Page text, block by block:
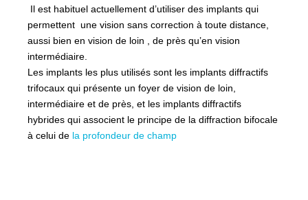
Il est habituel actuellement d’utiliser des implants qui
permettent une vision sans correction à toute distance,
aussi bien en vision de loin , de près qu’en vision
intermédiaire.
Les implants les plus utilisés sont les implants diffractifs
trifocaux qui présente un foyer de vision de loin,
intermédiaire et de près, et les implants diffractifs
hybrides qui associent le principe de la diffraction bifocale
à celui de la profondeur de champ